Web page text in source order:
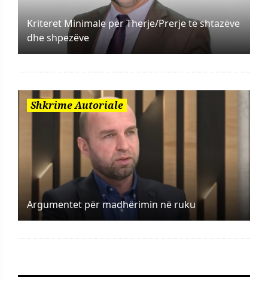
Kriteret Minimale për Therje/Prerje të shtazëve
dhe shpezëve
Shkrime Autoriale
Argumentet për madhërimin në ruku